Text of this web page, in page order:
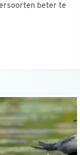
beter te